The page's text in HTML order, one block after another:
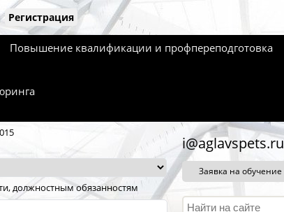
Регистрация
Повышение квалификации и профпереподготовка
должностным обязанностям
i@aglavspets.ru
Заявка на обучение